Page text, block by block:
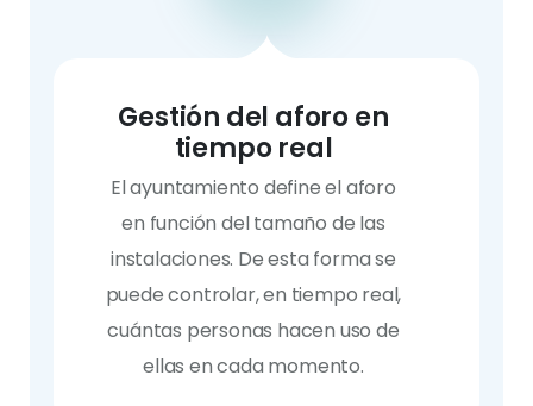
Gestión del aforo en
tiempo real
El ayuntamiento define el aforo
en función del tamaño de las
instalaciones. De esta forma se
puede controlar, en tiempo real,
cuántas personas hacen uso de
ellas en cada momento.